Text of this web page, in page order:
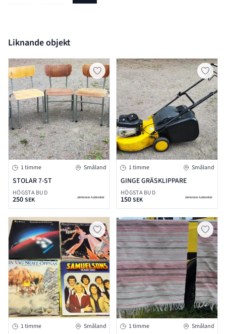
Liknande objekt
1 timme Småland
STOLAR 7-ST
HÖGSTA BUD
250SEK
1 timme Småland
GINGE GRÄSKLIPPARE
HÖGSTA BUD
150SEK
1 timme Småland 1 timme Småland